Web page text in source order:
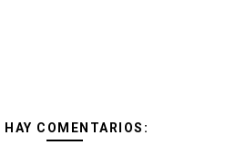
HAY COMENTARIOS: